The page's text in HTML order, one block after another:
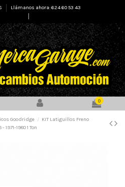
Llámanos ahora: 624 60 53 43
0
Goodridge
KIT Latiguillos Freno
1980 1 Ton